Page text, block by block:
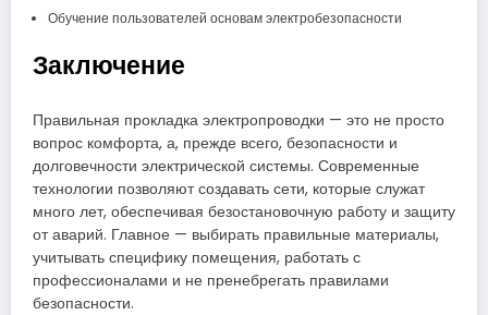
Обучение пользователей основам электробезопасности
Заключение
Правильная прокладка электропроводки — это не просто
вопрос комфорта, а, прежде всего, безопасности и
долговечности электрической системы. Современные
технологии позволяют создавать сети, которые служат
много лет, обеспечивая безостановочную работу и защиту
от аварий. Главное — выбирать правильные материалы,
учитывать специфику помещения, работать с
профессионалами и не пренебрегать правилами
безопасности.